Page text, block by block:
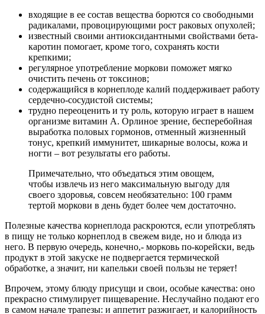
входящие в ее состав вещества борются со свободными
радикалами, провоцирующими рост раковых опухолей;
известный своими антиоксидантными свойствами бета-
каротин помогает, кроме того, сохранять кости
крепкими;
регулярное употребление моркови поможет мягко
очистить печень от токсинов;
содержащийся в корнеплоде калий поддерживает работу
сердечно-сосудистой системы;
трудно переоценить и ту роль, которую играет в нашем
организме витамин А. Орлиное зрение, бесперебойная
выработка половых гормонов, отменный жизненный
тонус, крепкий иммунитет, шикарные волосы, кожа и
ногти – вот результаты его работы.
Примечательно, что объедаться этим овощем,
чтобы извлечь из него максимальную выгоду для
своего здоровья, совсем необязательно: 100 грамм
тертой моркови в день будет более чем достаточно.
Полезные качества корнеплода раскроются, если употреблять
в пищу не только корнеплод в свежем виде, но и блюда из
него. В первую очередь, конечно,- морковь по-корейски, ведь
продукт в этой закуске не подвергается термической
обработке, а значит, ни капельки своей пользы не теряет!
Впрочем, этому блюду присущи и свои, особые качества: оно
прекрасно стимулирует пищеварение. Неслучайно подают его
в самом начале трапезы: и аппетит разжигает, и калорийность